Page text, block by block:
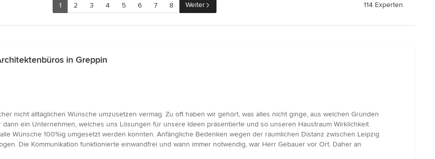
1 2 3 4 5 6 7 8 Weiter 114 Experten
in Greppin
nicht alltäglichen Wünsche umzusetzen vermag. Zu oft haben wir gehört, was alles nicht ginge, aus welchen Gründen
ein Unternehmen, welches uns Lösungen für unsere Ideen präsentierte und so unseren Haustraum Wirklichkeit
Wünsche 100%ig umgesetzt werden konnten. Anfängliche Bedenken wegen der räumlichen Distanz zwischen Leipzig
Die Kommunikation funktionierte einwandfrei und wann immer notwendig, war Herr Gebauer vor Ort. Daher an